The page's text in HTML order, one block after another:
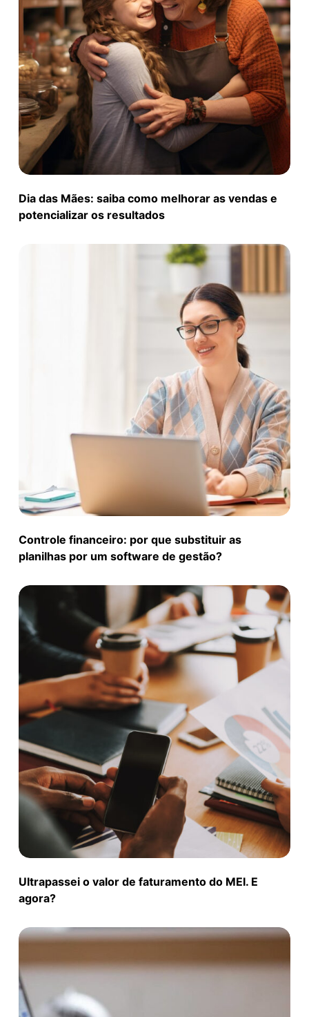
Dia das Mães: saiba como melhorar as vendas e
potencializar os resultados
Controle financeiro: por que substituir as
planilhas por um software de gestão?
Ultrapassei o valor de faturamento do MEI. E
agora?